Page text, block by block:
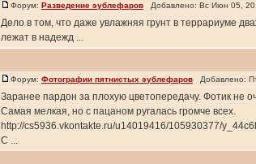
Форум: Разведение эублефаров Добавлено: Вс Июн 05,
Дело в том, что даже увлажняя грунт в террариуме
лежат в надежд ...
Форум: Фотографии пятнистых эублефаров Добавлено:
Заранее пардон за плохую цветопередачу. Фотик не
Самая мелкая, но с пацаном ругалась громче всех.
http://cs5936.vkontakte.ru/u14019416/105930377/
С ...